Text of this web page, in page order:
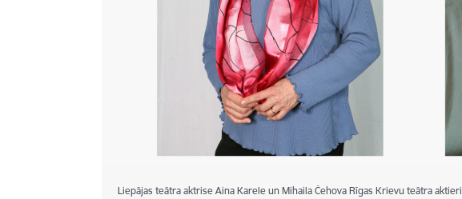
Liepājas teātra aktrise Aina Karele un Mihaila Čehova Rīgas Krievu teātra